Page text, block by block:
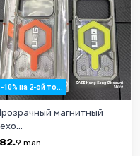
-10% на 2-ой то...
магнитный
9 man